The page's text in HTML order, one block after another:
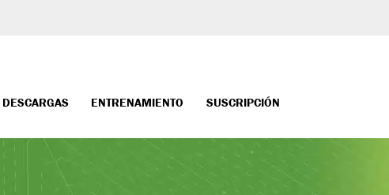
DESCARGAS ENTRENAMIENTO SUSCRIPCIÓN